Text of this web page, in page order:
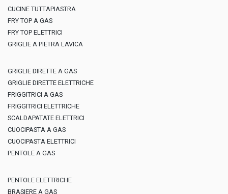
CUCINE TUTTAPIASTRA
FRY TOP A GAS
FRY TOP ELETTRICI
GRIGLIE A PIETRA LAVICA
GRIGLIE DIRETTE A GAS
GRIGLIE DIRETTE ELETTRICHE
FRIGGITRICI A GAS
FRIGGITRICI ELETTRICHE
SCALDAPATATE ELETTRICI
CUOCIPASTA A GAS
CUOCIPASTA ELETTRICI
PENTOLE A GAS
PENTOLE ELETTRICHE
BRASIERE A GAS